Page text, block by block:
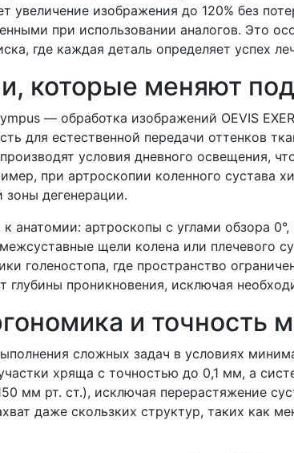
увеличение изображения до 120% без
при использовании аналогов. Это
где каждая деталь определяет успех
которые меняют
— обработка изображений OEVIS
для естественной передачи оттенков
условия дневного освещения,
при артроскопии коленного сустава
дегенерации.
анатомии: артроскопы с углами обзора
щели колена или плечевого
голеностопа, где пространство
глубины проникновения, исключая
и точность
сложных задач в условиях
хряща с точностью до 0,1 мм, а
мм рт. ст.), исключая перерастяжение
даже скользких структур, таких как